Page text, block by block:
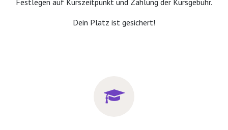
Dein Platz ist gesichert!